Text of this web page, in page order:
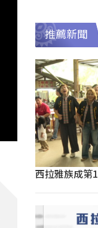
推薦新聞
西拉雅族成第